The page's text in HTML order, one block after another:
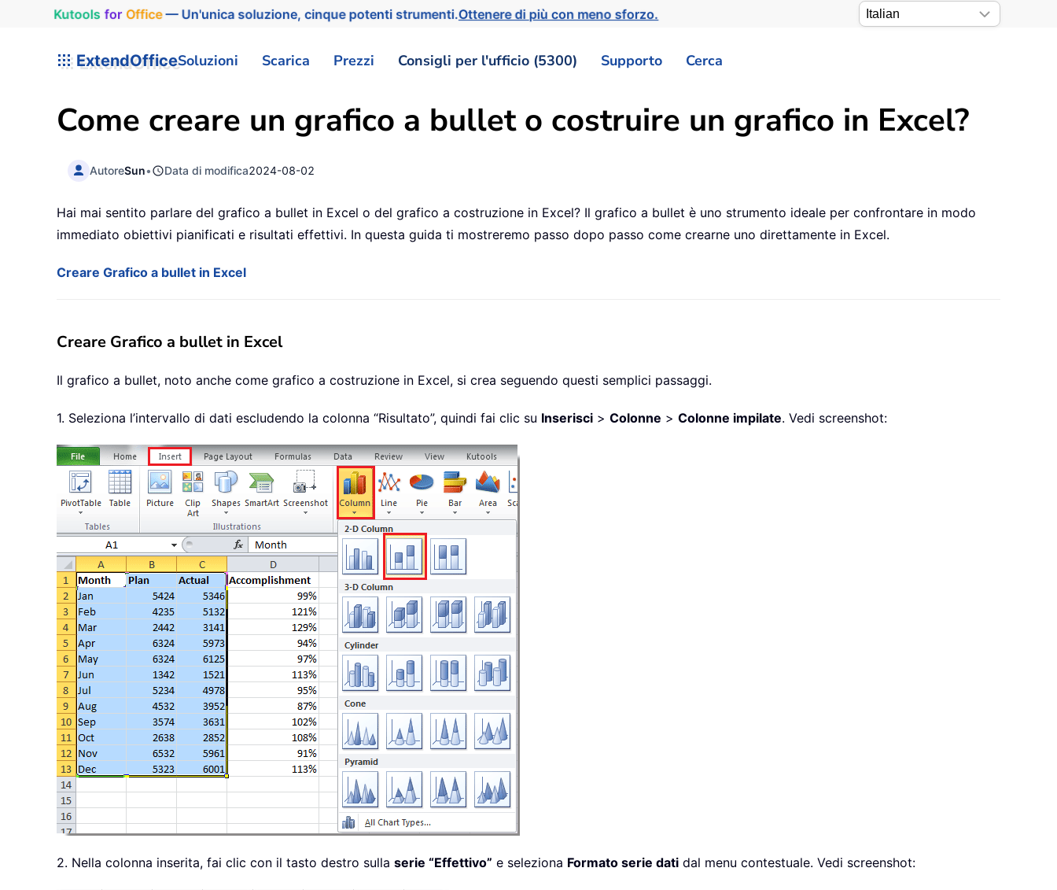
Kutools for Office— Un'unica soluzione, cinque potenti strumenti.Ottenere di più con meno sforzo.
ExtendOfficeSoluzioni Scarica Prezzi Consigli per l'ufficio (5300) Supporto Cerca
Come creare un grafico a bullet o costruire un grafico in Excel?
AutoreSun• Data di modifica2024-08-02
Hai mai sentito parlare del grafico a bullet in Excel o del grafico a costruzione in Excel? Il grafico a bullet è uno strumento ideale per confrontare in modo
immediato obiettivi pianificati e risultati effettivi. In questa guida ti mostreremo passo dopo passo come crearne uno direttamente in Excel.
Creare Grafico a bullet in Excel
Creare Grafico a bullet in Excel
Il grafico a bullet, noto anche come grafico a costruzione in Excel, si crea seguendo questi semplici passaggi.
1. Seleziona l’intervallo di dati escludendo la colonna “Risultato”, quindi fai clic su Inserisci > Colonne > Colonne impilate. Vedi screenshot:
2. Nella colonna inserita, fai clic con il tasto destro sulla serie “Effettivo” e seleziona Formato serie dati dal menu contestuale. Vedi screenshot: